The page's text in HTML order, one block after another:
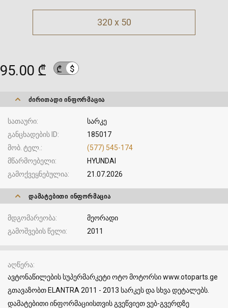
320 x 50
95.00 ₾ ₾ $
ᲫᲘᲠᲘᲗᲐᲓᲘ ᲘᲜᲤᲝᲠᲛᲐᲪᲘᲐ
სათაური
სარკე
განცხადების ID
185017
მობ. ტელ.
(577) 545-174
მწარმოებელი
HYUNDAI
გამოქვეყნებულია
21.07.2026
ᲓᲐᲛᲐᲢᲔᲑᲘᲗᲘ ᲘᲜᲤᲝᲠᲛᲐᲪᲘᲐ
მდგომარეობა
მეორადი
გამოშვების წელი
2011
აღწერა
ავტონაწილების სუპერმარკეტი ოტო მოტორსი www.otoparts.ge
გთავაზობთ ELANTRA 2011 - 2013 სარკეს და სხვა დეტალებს.
დამატებითი ინფორმაციისთვის გვეწვიეთ ვებ-გვერდზე